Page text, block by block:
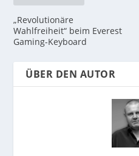
„Revolutionäre
Wahlfreiheit“ beim Everest
Gaming-Keyboard
ÜBER DEN AUTOR